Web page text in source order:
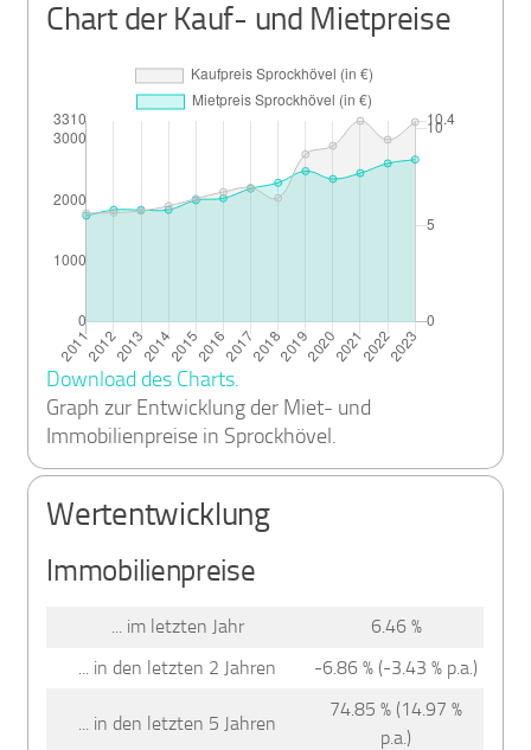
Chart der Kauf- und Mietpreise
Download des Charts.
Graph zur Entwicklung der Miet- und
Immobilienpreise in Sprockhövel.
Wertentwicklung
Immobilienpreise
... im letzten Jahr
6.46 %
... in den letzten 2 Jahren
-6.86 % (-3.43 % p.a.)
... in den letzten 5 Jahren
74.85 % (14.97 %
p.a.)